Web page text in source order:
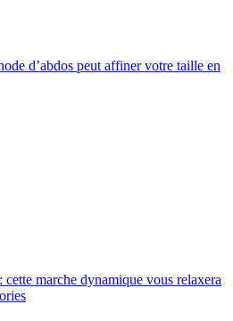
d’abdos peut affiner votre taille en
cette marche dynamique vous relaxera